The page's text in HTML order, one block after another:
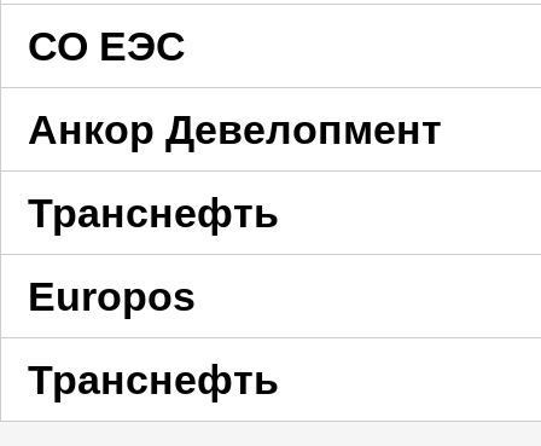
СО ЕЭС
Анкор Девелопмент
Транснефть
Europos
Транснефть